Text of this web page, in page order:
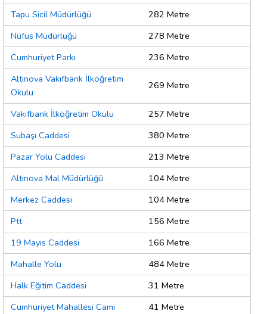
Tapu Sicil Müdürlüğü
282 Metre
Nüfus Müdürlüğü
278 Metre
Cumhuriyet Parkı
236 Metre
Altınova Vakıfbank İlköğretim
Okulu
269 Metre
Vakıfbank İlköğretim Okulu
257 Metre
Subaşı Caddesi
380 Metre
Pazar Yolu Caddesi
213 Metre
Altınova Mal Müdürlüğü
104 Metre
Merkez Caddesi
104 Metre
Ptt
156 Metre
19 Mayıs Caddesi
166 Metre
Mahalle Yolu
484 Metre
Halk Eğitim Caddesi
31 Metre
Cumhuriyet Mahallesi Cami
41 Metre